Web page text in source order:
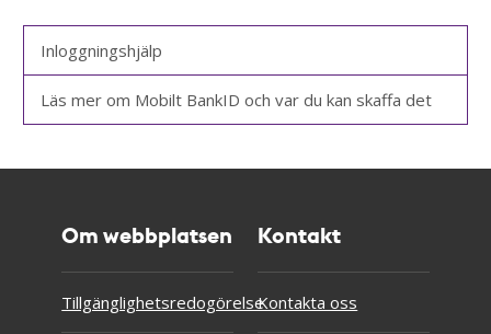
Inloggningshjälp
Läs mer om Mobilt BankID och var du kan skaffa det
Om webbplatsen
Tillgänglighetsredogörelse
Kontakt
Kontakta oss